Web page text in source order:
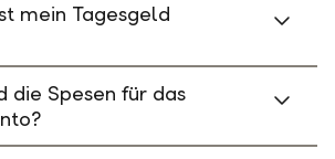
mein Tagesgeld
die Spesen für das